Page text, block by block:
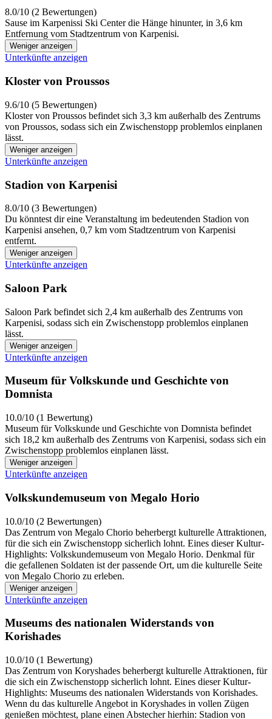
8.0/10 (2 Bewertungen)
Sause im Karpenissi Ski Center die Hänge hinunter, in 3,6 km
Entfernung vom Stadtzentrum von Karpenisi.
Weniger anzeigen
Unterkünfte anzeigen
Kloster von Proussos
9.6/10 (5 Bewertungen)
Kloster von Proussos befindet sich 3,3 km außerhalb des Zentrums
von Proussos, sodass sich ein Zwischenstopp problemlos einplanen
lässt.
Weniger anzeigen
Unterkünfte anzeigen
Stadion von Karpenisi
8.0/10 (3 Bewertungen)
Du könntest dir eine Veranstaltung im bedeutenden Stadion von
Karpenisi ansehen, 0,7 km vom Stadtzentrum von Karpenisi
entfernt.
Weniger anzeigen
Unterkünfte anzeigen
Saloon Park
Saloon Park befindet sich 2,4 km außerhalb des Zentrums von
Karpenisi, sodass sich ein Zwischenstopp problemlos einplanen
lässt.
Weniger anzeigen
Unterkünfte anzeigen
Museum für Volkskunde und Geschichte von
Domnista
10.0/10 (1 Bewertung)
Museum für Volkskunde und Geschichte von Domnista befindet
sich 18,2 km außerhalb des Zentrums von Karpenisi, sodass sich ein
Zwischenstopp problemlos einplanen lässt.
Weniger anzeigen
Unterkünfte anzeigen
Volkskundemuseum von Megalo Horio
10.0/10 (2 Bewertungen)
Das Zentrum von Megalo Chorio beherbergt kulturelle Attraktionen,
für die sich ein Zwischenstopp sicherlich lohnt. Eines dieser Kultur-
Highlights: Volkskundemuseum von Megalo Horio. Denkmal für
die gefallenen Soldaten ist der passende Ort, um die kulturelle Seite
von Megalo Chorio zu erleben.
Weniger anzeigen
Unterkünfte anzeigen
Museums des nationalen Widerstands von
Korishades
10.0/10 (1 Bewertung)
Das Zentrum von Koryshades beherbergt kulturelle Attraktionen, für
die sich ein Zwischenstopp sicherlich lohnt. Eines dieser Kultur-
Highlights: Museums des nationalen Widerstands von Korishades.
Wenn du das kulturelle Angebot in Koryshades in vollen Zügen
genießen möchtest, plane einen Abstecher hierhin: Stadion von